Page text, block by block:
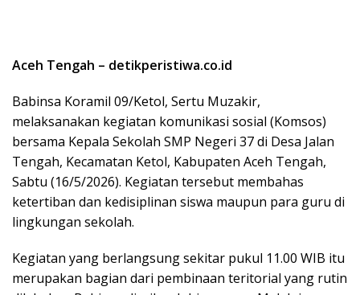
Aceh Tengah – detikperistiwa.co.id
Babinsa Koramil 09/Ketol, Sertu Muzakir,
melaksanakan kegiatan komunikasi sosial (Komsos)
bersama Kepala Sekolah SMP Negeri 37 di Desa Jalan
Tengah, Kecamatan Ketol, Kabupaten Aceh Tengah,
Sabtu (16/5/2026). Kegiatan tersebut membahas
ketertiban dan kedisiplinan siswa maupun para guru di
lingkungan sekolah.
Kegiatan yang berlangsung sekitar pukul 11.00 WIB itu
merupakan bagian dari pembinaan teritorial yang rutin